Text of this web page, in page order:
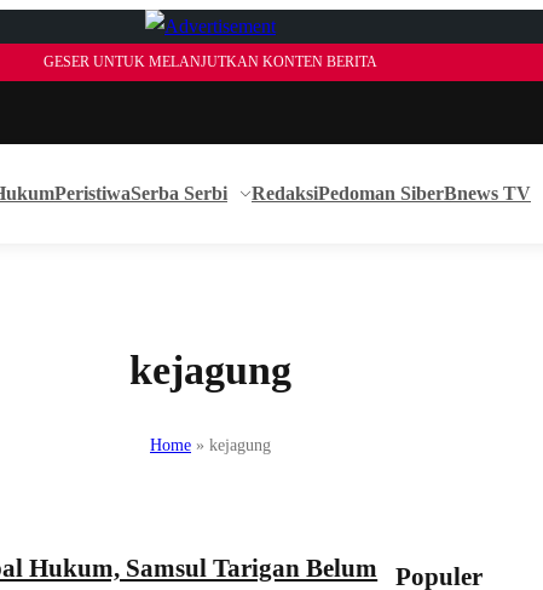
GESER UNTUK MELANJUTKAN KONTEN BERITA
PeristiwaSerba Serbi RedaksiPedoman SiberBnews TV
kejagung
Home » kejagung
Hukum, Samsul Tarigan Belum
Populer